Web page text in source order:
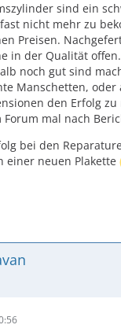
sind ein
nicht mehr zu
Preisen.
in der Qualität
noch gut sind
Manschetten, oder
den Erfolg zu
mal nach
bei den
einer neuen Plakette